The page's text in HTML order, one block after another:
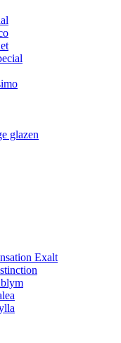
glazen
Exalt